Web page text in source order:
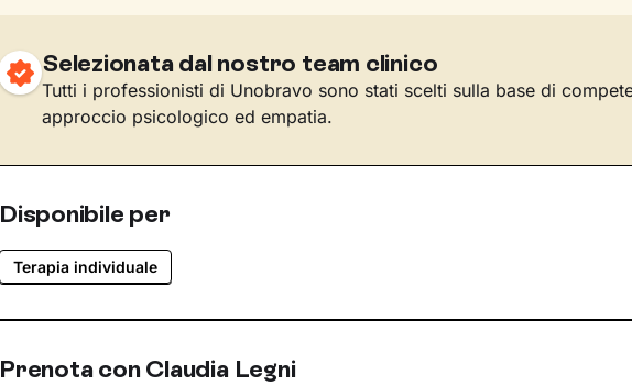
Selezionata dal nostro team clinico
Tutti i professionisti di Unobravo sono stati scelti sulla base di
approccio psicologico ed empatia.
Disponibile per
Terapia individuale
Prenota con Claudia Legni